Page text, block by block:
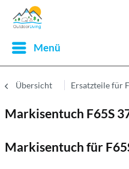
Menü
Übersicht Ersatzteile für
Markisentuch F65S
Markisentuch für